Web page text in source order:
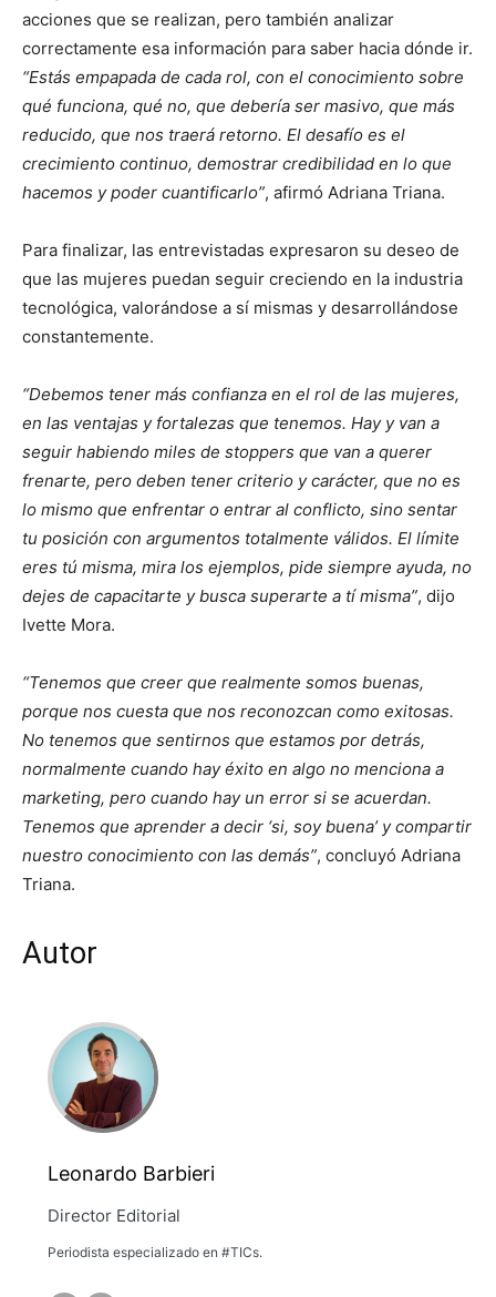
acciones que se realizan, pero también analizar
correctamente esa información para saber hacia dónde ir.
“Estás empapada de cada rol, con el conocimiento sobre
qué funciona, qué no, que debería ser masivo, que más
reducido, que nos traerá retorno. El desafío es el
crecimiento continuo, demostrar credibilidad en lo que
hacemos y poder cuantificarlo”, afirmó Adriana Triana.
Para finalizar, las entrevistadas expresaron su deseo de
que las mujeres puedan seguir creciendo en la industria
tecnológica, valorándose a sí mismas y desarrollándose
constantemente.
“Debemos tener más confianza en el rol de las mujeres,
en las ventajas y fortalezas que tenemos. Hay y van a
seguir habiendo miles de stoppers que van a querer
frenarte, pero deben tener criterio y carácter, que no es
lo mismo que enfrentar o entrar al conflicto, sino sentar
tu posición con argumentos totalmente válidos. El límite
eres tú misma, mira los ejemplos, pide siempre ayuda, no
dejes de capacitarte y busca superarte a tí misma”, dijo
Ivette Mora.
“Tenemos que creer que realmente somos buenas,
porque nos cuesta que nos reconozcan como exitosas.
No tenemos que sentirnos que estamos por detrás,
normalmente cuando hay éxito en algo no menciona a
marketing, pero cuando hay un error si se acuerdan.
Tenemos que aprender a decir ‘si, soy buena’ y compartir
nuestro conocimiento con las demás”, concluyó Adriana
Triana.
Autor
Leonardo Barbieri
Director Editorial
Periodista especializado en #TICs.